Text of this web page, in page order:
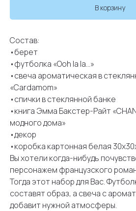
В корзину
Состав:
•берет
•футболка «Ooh la la…»
•свеча ароматическая в
«Cardamom»
•спички в стеклянной банке
•книга Эмма Бакстер-Райт
модного дома»
•декор
•коробка картонная белая
Вы хотели когда-нибудь
персонажем французского
Тогда этот набор для Вас.
составят образ, а свеча с
добавит нужной атмосферы.